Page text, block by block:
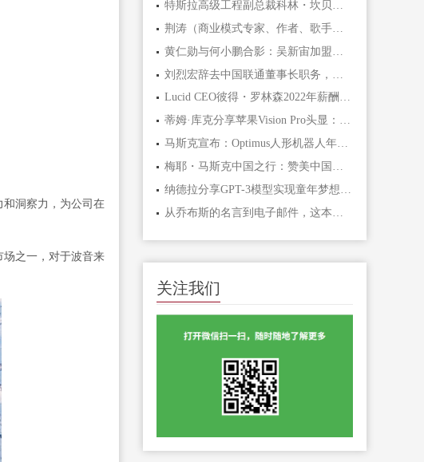
洞察力，为公司在
之一，对于波音来
荆涛（商业模式专家、作者、歌手、云仓酒庄创始人）
Lucid CEO彼得・罗林森2022年薪酬3.79亿美元，高于通用汽车CEO玛丽・巴拉
蒂姆·库克分享苹果Vision Pro头显：连接而非孤立的体验
马斯克宣布：Optimus人形机器人年底将能在工厂大显身手
梅耶・马斯克中国之行：赞美中国美景和友好人民
纳德拉分享GPT-3模型实现童年梦想的故事：波斯诗歌的魅力
从乔布斯的名言到电子邮件，这本电子书揭示了一个传奇人物的生平故事
关注我们